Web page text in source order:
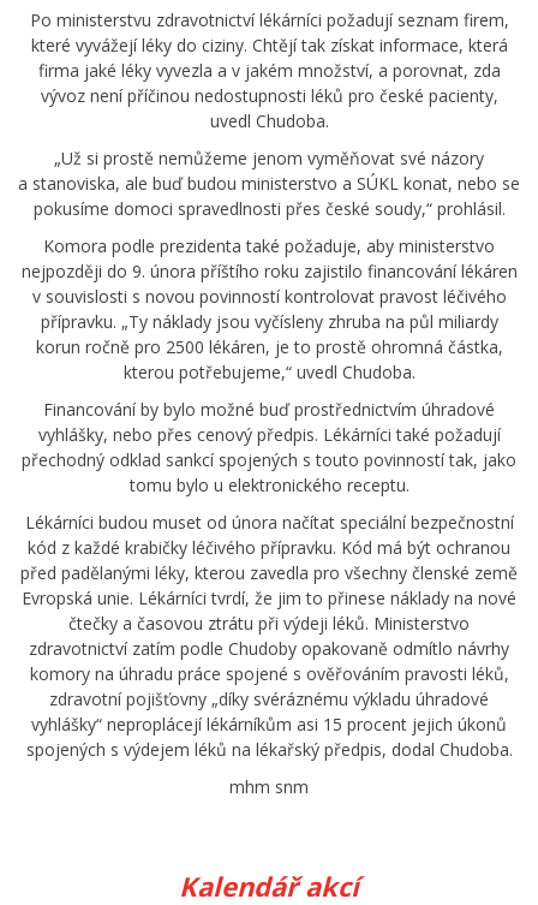
Po ministerstvu zdravotnictví lékárníci požadují seznam firem,
které vyvážejí léky do ciziny. Chtějí tak získat informace, která
firma jaké léky vyvezla a v jakém množství, a porovnat, zda
vývoz není příčinou nedostupnosti léků pro české pacienty,
uvedl Chudoba.
„Už si prostě nemůžeme jenom vyměňovat své názory
a stanoviska, ale buď budou ministerstvo a SÚKL konat, nebo se
pokusíme domoci spravedlnosti přes české soudy,“ prohlásil.
Komora podle prezidenta také požaduje, aby ministerstvo
nejpozději do 9. února příštího roku zajistilo financování lékáren
v souvislosti s novou povinností kontrolovat pravost léčivého
přípravku. „Ty náklady jsou vyčísleny zhruba na půl miliardy
korun ročně pro 2500 lékáren, je to prostě ohromná částka,
kterou potřebujeme,“ uvedl Chudoba.
Financování by bylo možné buď prostřednictvím úhradové
vyhlášky, nebo přes cenový předpis. Lékárníci také požadují
přechodný odklad sankcí spojených s touto povinností tak, jako
tomu bylo u elektronického receptu.
Lékárníci budou muset od února načítat speciální bezpečnostní
kód z každé krabičky léčivého přípravku. Kód má být ochranou
před padělanými léky, kterou zavedla pro všechny členské země
Evropská unie. Lékárníci tvrdí, že jim to přinese náklady na nové
čtečky a časovou ztrátu při výdeji léků. Ministerstvo
zdravotnictví zatím podle Chudoby opakovaně odmítlo návrhy
komory na úhradu práce spojené s ověřováním pravosti léků,
zdravotní pojišťovny „díky svéráznému výkladu úhradové
vyhlášky“ neproplácejí lékárníkům asi 15 procent jejich úkonů
spojených s výdejem léků na lékařský předpis, dodal Chudoba.
mhm snm
Kalendář akcí